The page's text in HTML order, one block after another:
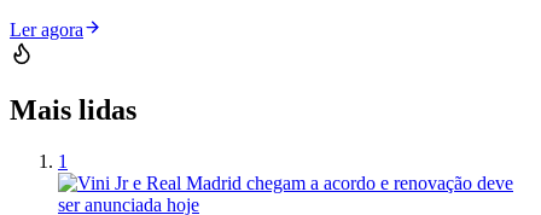
Ler agora
Mais lidas
1